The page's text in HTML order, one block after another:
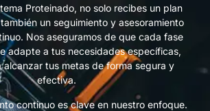
Proteinado, no solo recibes un plan
un seguimiento y asesoramiento
Nos aseguramos de que cada fase
adapte a tus necesidades específicas,
tus metas de forma segura y
efectiva.
continuo es clave en nuestro enfoque.